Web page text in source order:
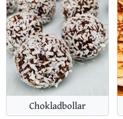
Chokladbollar